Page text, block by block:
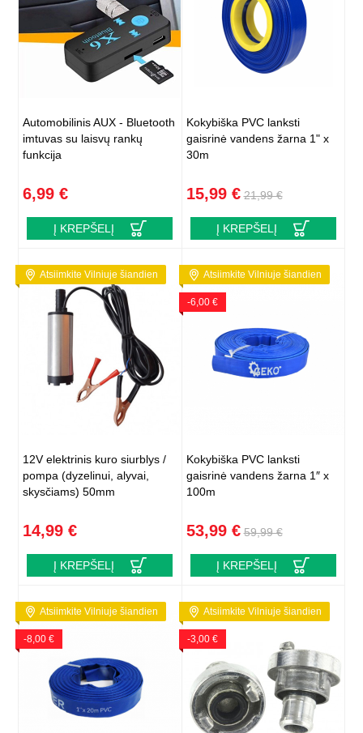
Automobilinis AUX - Bluetooth
imtuvas su laisvų rankų
funkcija
6,99 €
Į KREPŠELĮ
Kokybiška PVC lanksti
gaisrinė vandens žarna 1" x
30m
15,99 € 21,99 €
Į KREPŠELĮ
Atsiimkite Vilniuje šiandien
12V elektrinis kuro siurblys /
pompa (dyzelinui, alyvai,
skysčiams) 50mm
14,99 €
Į KREPŠELĮ
Atsiimkite Vilniuje šiandien
-6,00 €
Kokybiška PVC lanksti
gaisrinė vandens žarna 1″ x
100m
53,99 € 59,99 €
Į KREPŠELĮ
Atsiimkite Vilniuje šiandien
-8,00 €
Atsiimkite Vilniuje šiandien
-3,00 €